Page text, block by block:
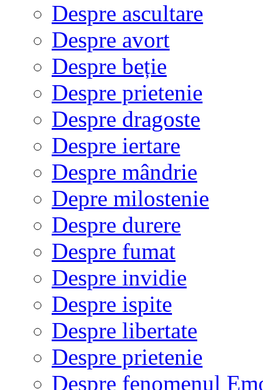
Despre ascultare
Despre avort
Despre beție
Despre prietenie
Despre dragoste
Despre iertare
Despre mândrie
Depre milostenie
Despre durere
Despre fumat
Despre invidie
Despre ispite
Despre libertate
Despre prietenie
Despre fenomenul